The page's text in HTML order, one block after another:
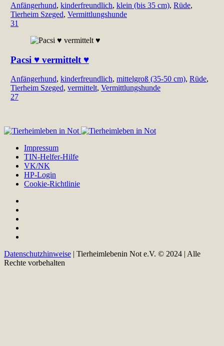
Anfängerhund, kinderfreundlich, klein (bis 35 cm), Rüde,
Tierheim Szeged, Vermittlungshunde
31
Pacsi ♥ vermittelt ♥
Anfängerhund, kinderfreundlich, mittelgroß (35-50 cm), Rüde,
Tierheim Szeged, vermittelt, Vermittlungshunde
27
Impressum
TIN-Helfer-Hilfe
VK/NK
HP-Login
Cookie-Richtlinie
Datenschutzhinweise | Tierheimlebenin Not e.V. © 2024 | Alle
Rechte vorbehalten